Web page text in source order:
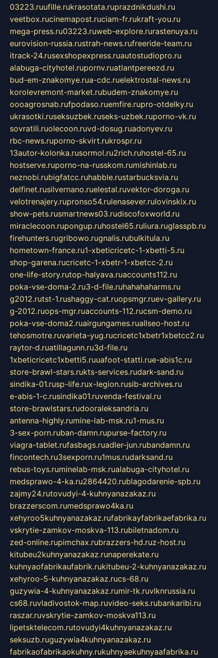
03223.ruufille.rukrasotata.ruprazdnikdushi.ru
veetbox.rucinemapost.ruciam-fr.rukraft-you.ru
mega-press.ru03223.ruweb-explore.rurastenuya.ru
eurovision-russia.rustrah-news.rufreeride-team.ru
itrack-24.rusexshopexpress.ruautostudiopro.ru
alabuga-cityhotel.rupornv.ruatlantpereezd.ru
bud-em-znakomye.rua-cdc.ruelektrostal-news.ru
korolevremont-market.rubudem-znakomye.ru
oooagrosnab.rufpodaso.ruemfire.rupro-otdelky.ru
ukrasotki.ruseksuzbek.ruseks-uzbek.ruporno-vk.ru
sovratili.ruolecoon.ruvd-dosug.ruadonyev.ru
rbc-news.ruporno-skvirt.rukrospr.ru
13autor-kolonka.rusormol.ru2rich.ruhostel-65.ru
hostserve.ruporno-na-russkom.rumishinlab.ru
neznobi.rubigfatcc.ruhabble.rustarbucksvia.ru
delfinet.rusilvernano.ruelestal.ruvektor-doroga.ru
velotrenajery.rupronso54.rulenasever.rulovinskix.ru
show-pets.rusmartnews03.rudiscofoxworld.ru
miraclecoon.rupongup.ruhostel65.ruliura.ruglasspb.ru
firehunters.rugribowo.rugnalis.rubulkitula.ru
hometown-france.ru1-xbeticricetc-1-xbetti-5.ru
shop-garena.rucricetc-1-xbetr-1-xbetcc-2.ru
one-life-story.rutop-halyava.ruaccounts112.ru
poka-vse-doma-2.ru3-d-file.ruhahahaharms.ru
g2012.rutst-1.rushaggy-cat.ruopsmgr.ruev-gallery.ru
g-2012.ruops-mgr.ruaccounts-112.rucsm-demo.ru
poka-vse-doma2.ruairgungames.ruallseo-host.ru
tehosmotre.ruvarieta-yug.rucricetc1xbetr1xbetcc2.ru
raytor-d.ruatillagunn.ru3d-file.ru
1xbeticricetc1xbetti5.ruuafoot-statti.rue-abis1c.ru
store-brawl-stars.rukts-services.rudark-sand.ru
sindika-01.rusp-life.rux-legion.rusib-archives.ru
e-abis-1-c.rusindika01.ruvenda-festival.ru
store-brawlstars.rudooraleksandria.ru
antenna-highly.rumine-lab-msk.ru1-mus.ru
3-sex-porn.ruban-damn.rupurse-factory.ru
viagra-tablet.rufasbags.ruadler-jun.rubandamn.ru
fincontech.ru3sexporn.ru1mus.rudarksand.ru
rebus-toys.ruminelab-msk.rualabuga-cityhotel.ru
medsprawo-4-ka.ru2864420.rublagodarenie-spb.ru
zajmy24.rutovudyi-4-kuhnyanazakaz.ru
brazzerscom.rumedsprawo4ka.ru
xehyroo5kuhnyanazakaz.rufabrikayfabrikaefabrika.ru
vskrytie-zamkov-moskva-113.rubiletnadom.ru
zed-online.rupimchax.rubrazzers-hd.ruz-host.ru
kitubeu2kuhnyanazakaz.runaperekate.ru
kuhnyaofabrikaufabrik.rukitubeu-2-kuhnyanazakaz.ru
xehyroo-5-kuhnyanazakaz.rucs-68.ru
guzywia-4-kuhnyanazakaz.rumir-tk.ruvlknrussia.ru
cs68.ruvladivostok-map.ruvideo-seks.rubankaribi.ru
raszar.ruvskrytie-zamkov-moskva113.ru
lipetsktelecom.rutovudyi4kuhnyanazakaz.ru
seksuzb.ruguzywia4kuhnyanazakaz.ru
fabrikaofabrikaokuhny.rukuhnyaekuhnyaafabrika.ru